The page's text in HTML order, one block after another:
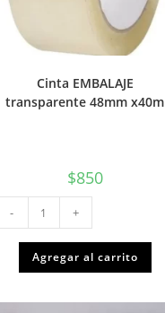
Cinta EMBALAJE
transparente 48mm x40m
$850
Cinta
EMBALAJE
transparente
48mm
x40m
cantidad
- +
Agregar al carrito